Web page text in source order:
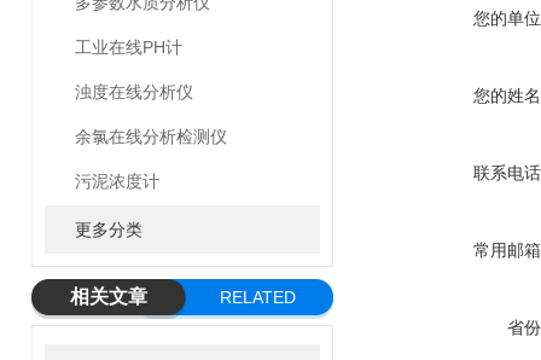
工业在线PH计
浊度在线分析仪
余氯在线分析检测仪
污泥浓度计
更多分类
相关文章
RELATED
您的单
您的姓
联系电
常用邮
省